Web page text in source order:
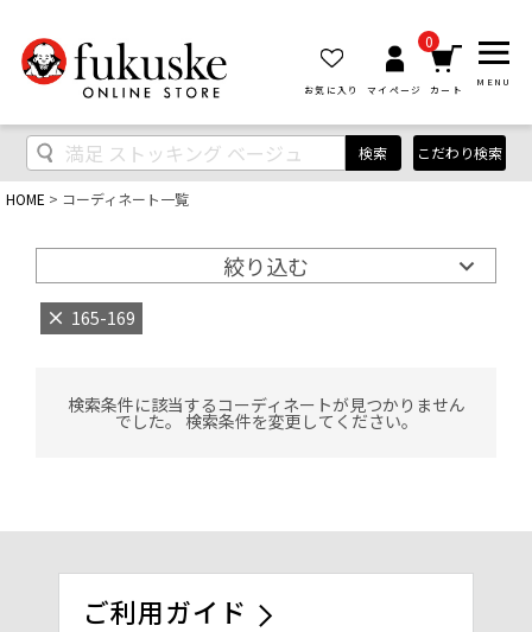
お気に入り マイページ
0
カート
MENU
検索 こだわり検索
HOME コーディネート一覧
絞り込む
165-169
検索条件に該当するコーディネートが見つかりません
でした。 検索条件を変更してください。
ご利用ガイド